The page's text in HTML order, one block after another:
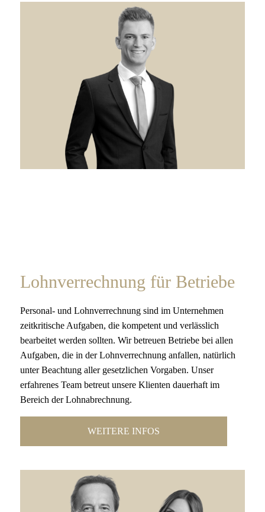
Lohnverrechnung für Betriebe
Personal- und Lohnverrechnung sind im Unternehmen
zeitkritische Aufgaben, die kompetent und verlässlich
bearbeitet werden sollten. Wir betreuen Betriebe bei allen
Aufgaben, die in der Lohnverrechnung anfallen, natürlich
unter Beachtung aller gesetzlichen Vorgaben. Unser
erfahrenes Team betreut unsere Klienten dauerhaft im
Bereich der Lohnabrechnung.
WEITERE INFOS